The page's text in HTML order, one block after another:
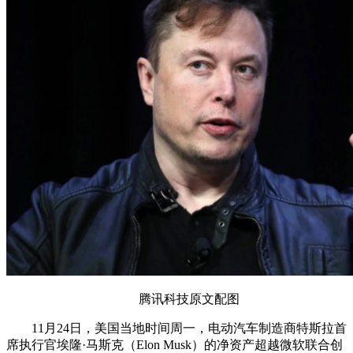
腾讯科技原文配图
11月24日，美国当地时间周一，电动汽车制造商特斯拉首
席执行官埃隆·马斯克（Elon Musk）的净资产超越微软联合创